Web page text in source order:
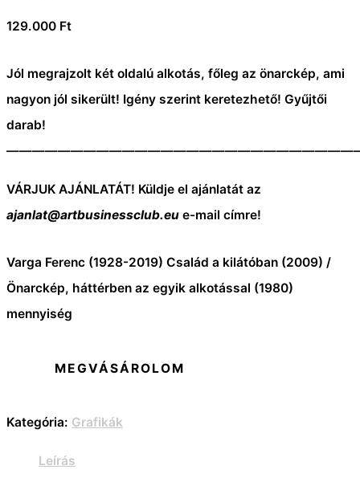
129.000 Ft
Jól megrajzolt két oldalú alkotás, főleg az önarckép, ami
nagyon jól sikerült! Igény szerint keretezhető! Gyűjtői
darab!
VÁRJUK AJÁNLATÁT! Küldje el ajánlatát az
ajanlat@artbusinessclub.eu e-mail címre!
Varga Ferenc (1928-2019) Család a kilátóban (2009) /
Önarckép, háttérben az egyik alkotással (1980)
mennyiség
MEGVÁSÁROLOM
Kategória: Grafikák
Leírás